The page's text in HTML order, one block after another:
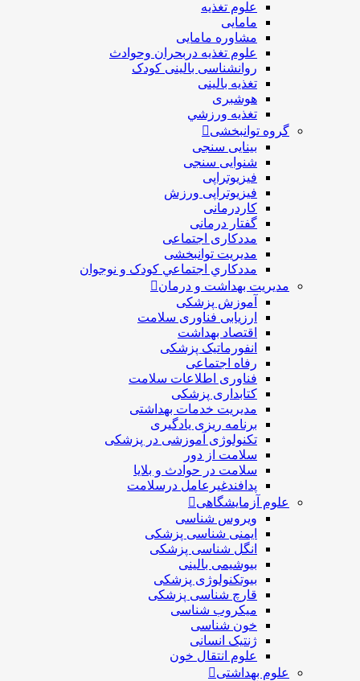
علوم تغذیه
مامایی
مشاوره مامایی
علوم تغذیه دربحران وحوادث
روانشناسی بالینی کودک
تغذیه بالینی
هوشبری
تغذيه ورزشي
گروه توانبخشی
بینایی سنجی
شنوایی سنجی
فیزیوتراپی
فیزیوتراپی ورزش
کاردرمانی
گفتار درمانی
مددکاری اجتماعی
مديريت توانبخشی
مددکاري اجتماعي کودک و نوجوان
مدیریت بهداشت و درمان
آموزش پزشکی
ارزیابی فناوری سلامت
اقتصاد بهداشت
انفورماتیک پزشکی
رفاه اجتماعی
فناوری اطلاعات سلامت
کتابداری پزشکی
مديريت خدمات بهداشتی
برنامه ریزی یادگیری
تکنولوژی آموزشی در پزشکی
سلامت از دور
سلامت در حوادث و بلایا
پدافندغیرعامل درسلامت
علوم آزمایشگاهی
ویروس شناسی
ایمنی شناسی پزشكی
انگل شناسی پزشکی
بیوشیمی بالینی
بیوتکنولوژی پزشکی
قارچ شناسی پزشکی
ميكروب شناسی
خون شناسی
ژنتیک انسانی
علوم انتقال خون
علوم بهداشتی